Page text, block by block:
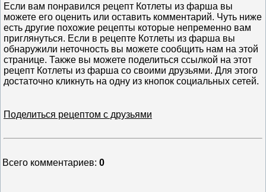
Если вам понравился рецепт Котлеты из фарша вы
можете его оценить или оставить комментарий. Чуть ниже
есть другие похожие рецепты которые непременно вам
приглянуться. Если в рецепте Котлеты из фарша вы
обнаружили неточность вы можете сообщить нам на этой
странице. Также вы можете поделиться ссылкой на этот
рецепт Котлеты из фарша со своими друзьями. Для этого
достаточно кликнуть на одну из кнопок социальных сетей.
Поделиться рецептом с друзьями
Всего комментариев: 0